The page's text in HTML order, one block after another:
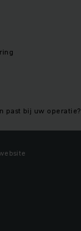
past bij uw operatie?